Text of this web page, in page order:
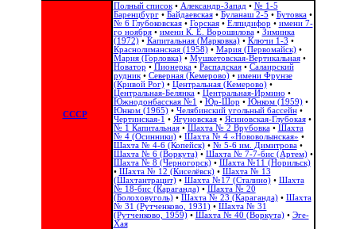
СССР
Полный список• Александр-Запад • № 1-5
Баренцбург• Байдаевская• Буланаш 2-5 • Бутовка•
№ 6 Глубоковская• Горская• Елпидифор • имени 7-
го ноября• имени К. Е. Ворошилова• Зиминка
(1972)• Капитальная (Марковка)• Ключи 1-3 •
Краснолиманская (1958)• Мария (Первомайск)•
Мария (Горловка)• Мушкетовская-Вертикальная•
Новатор • Пионерка• Распадская• Салаирский
рудник• Северная (Кемерово)• имени Фрунзе
(Кривой Рог)• Центральная (Кемерово)•
Центральная-Белянка• Центральная-Ирмино •
Южнодонбасская №1 • Юр-Шор • Юнком (1959)•
Юнком (1965)• Челябинский угольный бассейн•
Чертинская-1 • Ягуновская• Ясиновская-Глубокая•
№ 1 Капитальная• Шахта № 2 Врубовка• Шахта
№ 4 (Осинники)• Шахта № 4 «Нововолынская» •
Шахта № 4-6 (Копейск)• № 5-6 им. Димитрова•
Шахта № 6 (Воркута)• Шахта № 7-7-бис (Артем)•
Шахта № 8 (Черногорск)• Шахта №11 (Норильск)
• Шахта № 12 (Киселёвск)• Шахта № 13
(Шахтантрацит)• Шахта №17 (Сталино)• Шахта
№ 18-бис (Караганда)• Шахта № 20
(Болоховуголь)‎• Шахта № 23 (Караганда)• Шахта
№ 31 (Рутченково, 1931)• Шахта № 31
(Рутченково, 1959)• Шахта № 40 (Воркута)• Эге-
Хая